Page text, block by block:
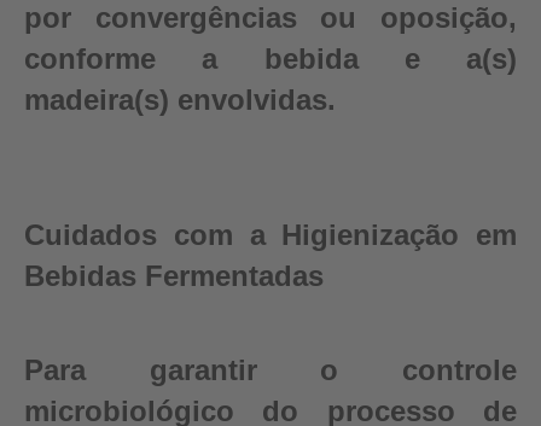
por convergências ou oposição,
conforme a bebida e a(s)
madeira(s) envolvidas.
Cuidados com a Higienização em
Bebidas Fermentadas
Para garantir o controle
microbiológico do processo de